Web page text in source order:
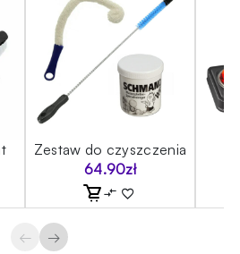
Zestaw do czyszczenia
64.90zł
← →